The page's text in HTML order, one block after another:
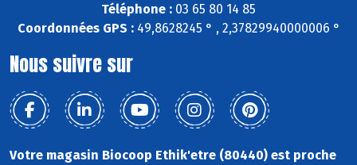
Téléphone : 03 65 80 14 85
Coordonnées GPS :49,8628245 ° , 2,37829940000006 °
Nous suivre sur
Votre magasin Biocoop Ethik'etre (80440) est proche